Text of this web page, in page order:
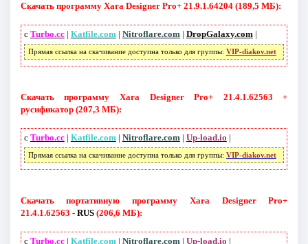
Скачать программу Xara Designer Pro+ 21.9.1.64204 (189,5 МБ):
с Turbo.cc| Katfile.com| Nitroflare.com| DropGalaxy.com|
Прямая ссылка на скачивание доступна только для группы: VIP-diakov.net
Скачать программу Xara Designer Pro+ 21.4.1.62563 +
русификатор (207,3 МБ):
с Turbo.cc| Katfile.com| Nitroflare.com| Up-load.io |
Прямая ссылка на скачивание доступна только для группы: VIP-diakov.net
Скачать портативную программу Xara Designer Pro+
21.4.1.62563 - RUS(206,6 МБ):
с Turbo.cc| Katfile.com| Nitroflare.com| Up-load.io |